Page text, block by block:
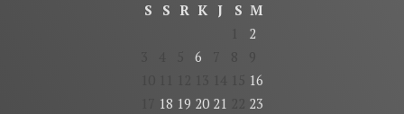
S
S R K J S M
2
6
16
18 19 20 21
23